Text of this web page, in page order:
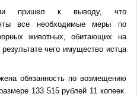
пришел к выводу, что
все необходимые меры по
животных, обитающих на
результате чего имущество истца
обязанность по возмещению
133 515 рублей 11 копеек.